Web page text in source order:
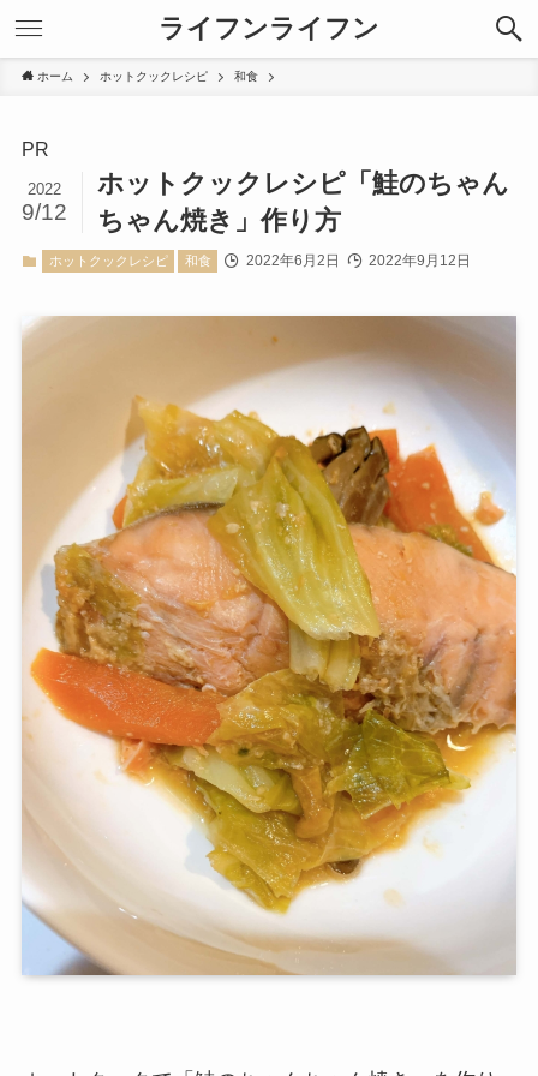
ライフンライフン
ホーム ホットクックレシピ 和食
PR
ホットクックレシピ「鮭のちゃん
ちゃん焼き」作り方
2022
9/12
ホットクックレシピ 和食 2022年6月2日 2022年9月12日